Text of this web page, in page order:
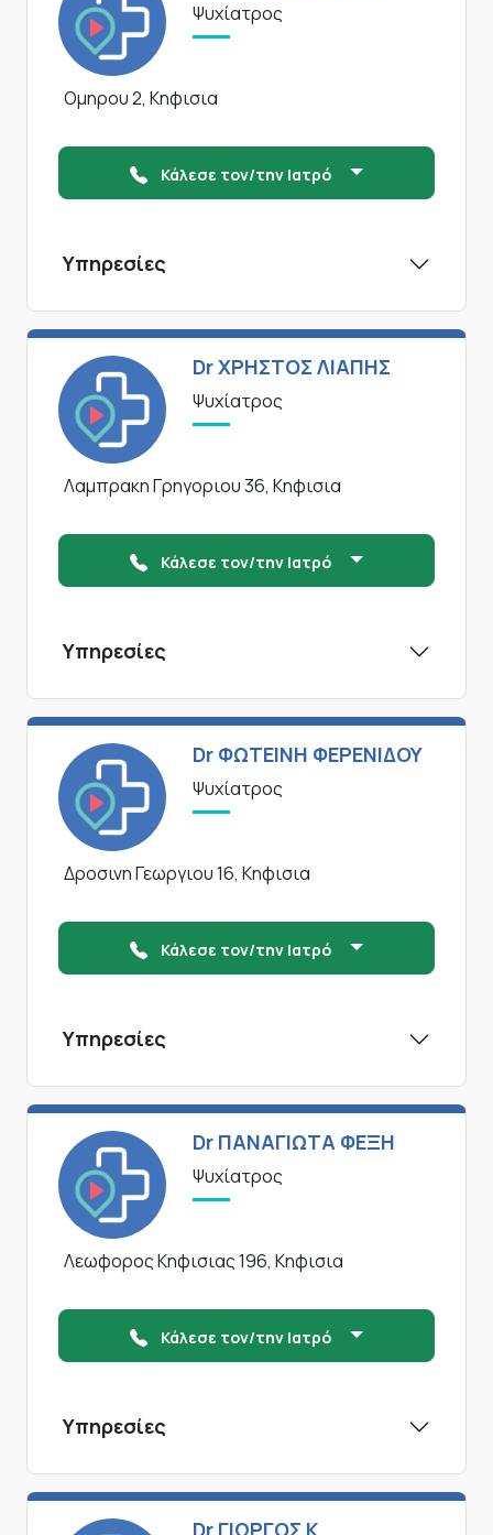
Ψυχίατρος
Ομηρου 2, Κηφισια
Κάλεσε τον/την Ιατρό
Υπηρεσίες
Dr ΧΡΗΣΤΟΣ ΛΙΑΠΗΣ
Ψυχίατρος
Λαμπρακη Γρηγοριου 36, Κηφισια
Κάλεσε τον/την Ιατρό
Υπηρεσίες
Dr ΦΩΤΕΙΝΗ ΦΕΡΕΝΙΔΟΥ
Ψυχίατρος
Δροσινη Γεωργιου 16, Κηφισια
Κάλεσε τον/την Ιατρό
Υπηρεσίες
Dr ΠΑΝΑΓΙΩΤΑ ΦΕΞΗ
Ψυχίατρος
Λεωφορος Κηφισιας 196, Κηφισια
Κάλεσε τον/την Ιατρό
Υπηρεσίες